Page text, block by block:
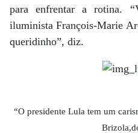
para enfrentar a rotina.
iluminista François-Marie
queridinho”, diz.
“O presidente Lula tem um